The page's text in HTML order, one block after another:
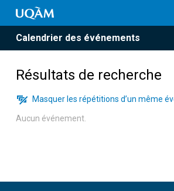
Calendrier des événements
Résultats de recherche
Masquer les répétitions d’un même
Aucun événement.